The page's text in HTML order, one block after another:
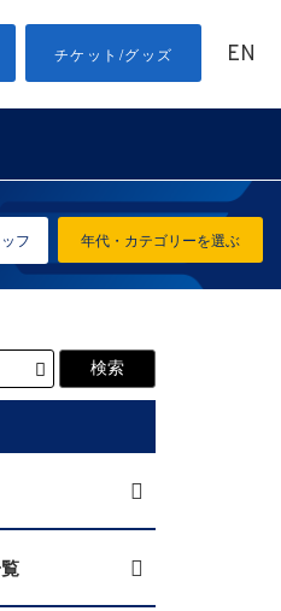
チケット/グッズ EN
年代・カテゴリーを選ぶ
フ